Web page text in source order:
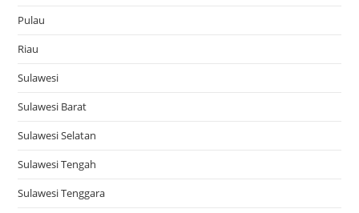
Pulau
Riau
Sulawesi
Sulawesi Barat
Sulawesi Selatan
Sulawesi Tengah
Sulawesi Tenggara